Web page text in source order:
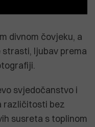
divnom čovjeku, a
ljubav prema
svjedočanstvo i
različitosti bez
susreta s toplinom